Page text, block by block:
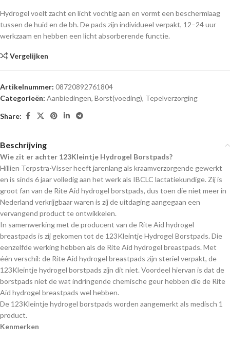
Hydrogel voelt zacht en licht vochtig aan en vormt een beschermlaag
tussen de huid en de bh. De pads zijn individueel verpakt, 12–24 uur
werkzaam en hebben een licht absorberende functie.
Vergelijken
Artikelnummer: 08720892761804
Categorieën: Aanbiedingen, Borst(voeding), Tepelverzorging
Share:
Beschrijving
Wie zit er achter 123Kleintje Hydrogel Borstpads?
Hillien Terpstra-Visser heeft jarenlang als kraamverzorgende gewerkt
en is sinds 6 jaar volledig aan het werk als IBCLC lactatiekundige. Zij is
groot fan van de Rite Aid hydrogel borstpads, dus toen die niet meer in
Nederland verkrijgbaar waren is zij de uitdaging aangegaan een
vervangend product te ontwikkelen.
In samenwerking met de producent van de Rite Aid hydrogel
breastpads is zij gekomen tot de 123Kleintje Hydrogel Borstpads. Die
eenzelfde werking hebben als de Rite Aid hydrogel breastpads. Met
één verschil: de Rite Aid hydrogel breastpads zijn steriel verpakt, de
123Kleintje hydrogel borstpads zijn dit niet. Voordeel hiervan is dat de
borstpads niet de wat indringende chemische geur hebben die de Rite
Aid hydrogel breastpads wel hebben.
De 123Kleintje hydrogel borstpads worden aangemerkt als medisch 1
product.
Kenmerken